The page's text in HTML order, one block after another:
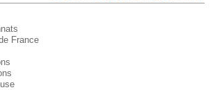
France